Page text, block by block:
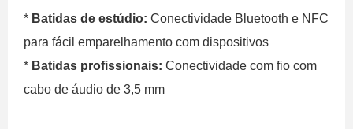
* Batidas de estúdio: Conectividade Bluetooth e NFC
para fácil emparelhamento com dispositivos
* Batidas profissionais: Conectividade com fio com
cabo de áudio de 3,5 mm